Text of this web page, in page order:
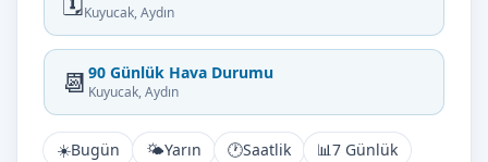
Kuyucak, Aydın
📆 90 Günlük Hava Durumu
Kuyucak, Aydın
☀️Bugün 🌤️Yarın 🕐Saatlik 📊7 Günlük